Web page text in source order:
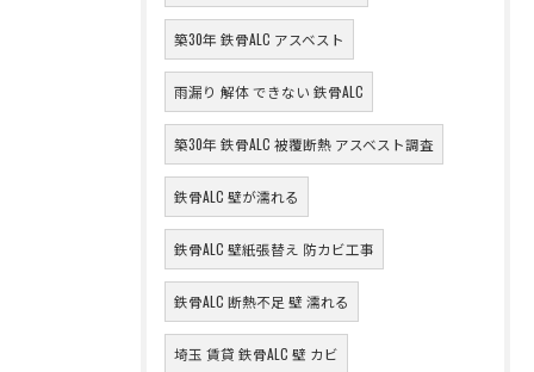
築30年 鉄骨ALC アスベスト
雨漏り 解体 できない 鉄骨ALC
築30年 鉄骨ALC 被覆断熱 アスベスト調査
鉄骨ALC 壁が濡れる
鉄骨ALC 壁紙張替え 防カビ工事
鉄骨ALC 断熱不足 壁 濡れる
埼玉 賃貸 鉄骨ALC 壁 カビ